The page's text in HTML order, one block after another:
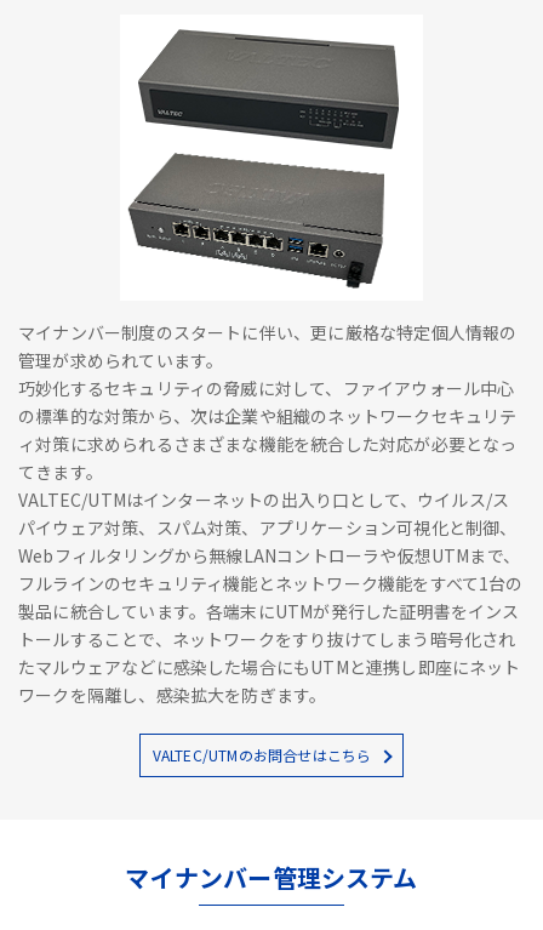
マイナンバー制度のスタートに伴い、更に厳格な特定個人情報の
管理が求められています。
巧妙化するセキュリティの脅威に対して、ファイアウォール中心
の標準的な対策から、次は企業や組織のネットワークセキュリテ
ィ対策に求められるさまざまな機能を統合した対応が必要となっ
てきます。
VALTEC/UTMはインターネットの出入り口として、ウイルス/ス
パイウェア対策、スパム対策、アプリケーション可視化と制御、
Webフィルタリングから無線LANコントローラや仮想UTMまで、
フルラインのセキュリティ機能とネットワーク機能をすべて1台の
製品に統合しています。各端末にUTMが発行した証明書をインス
トールすることで、ネットワークをすり抜けてしまう暗号化され
たマルウェアなどに感染した場合にもUTMと連携し即座にネット
ワークを隔離し、感染拡大を防ぎます。
VALTEC/UTMのお問合せはこちら
マイナンバー管理システム